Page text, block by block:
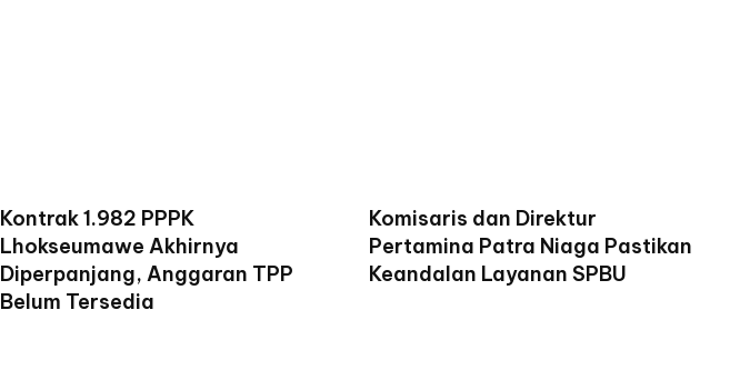
Kontrak 1.982 PPPK
Lhokseumawe Akhirnya
Diperpanjang, Anggaran TPP
Belum Tersedia
Komisaris dan Direktur
Pertamina Patra Niaga Pastikan
Keandalan Layanan SPBU